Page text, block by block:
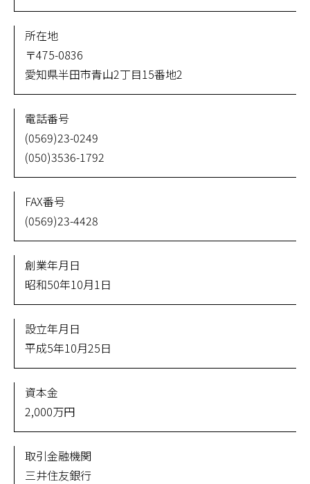
所在地
〒475-0836
愛知県半田市青山2丁目15番地2
電話番号
(0569)23-0249
(050)3536-1792
FAX番号
(0569)23-4428
創業年月日
昭和50年10月1日
設立年月日
平成5年10月25日
資本金
2,000万円
取引金融機関
三井住友銀行